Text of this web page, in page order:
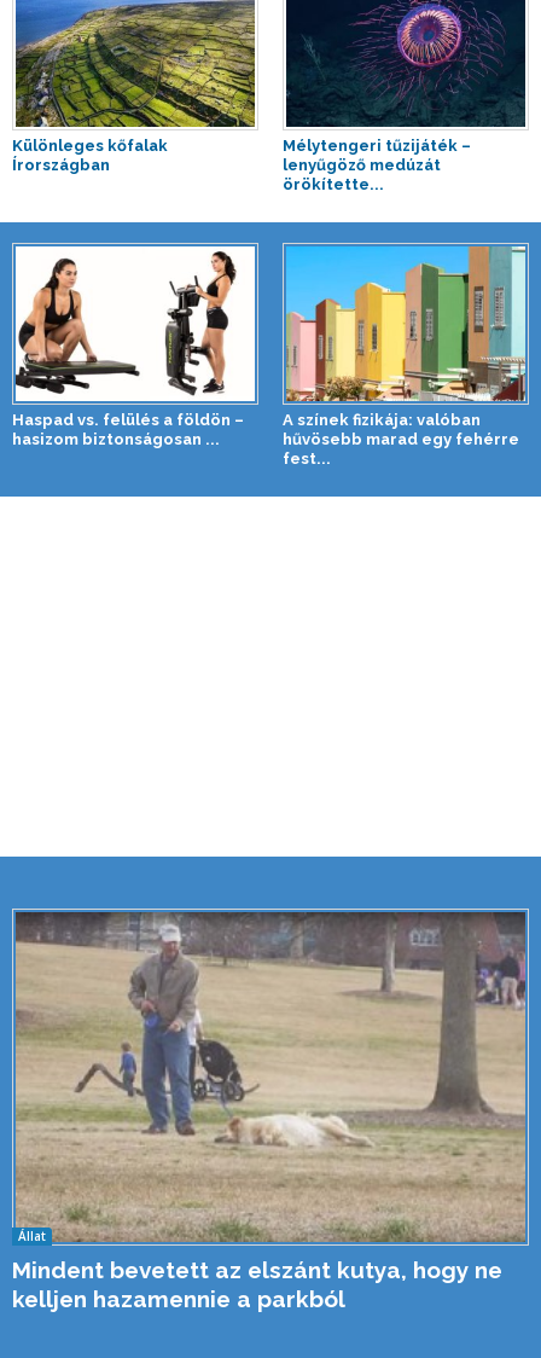
Különleges kőfalak
Írországban
Mélytengeri tűzijáték –
lenyűgöző medúzát
örökítette...
Haspad vs. felülés a földön –
hasizom biztonságosan ...
A színek fizikája: valóban
hűvösebb marad egy fehérre
fest...
Állat
Mindent bevetett az elszánt kutya, hogy ne
kelljen hazamennie a parkból